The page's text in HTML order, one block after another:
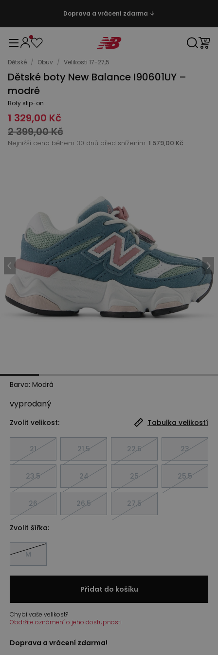
Doprava a vrácení zdarma ↓
Dětské / Obuv / Velikosti 17-27,5
Dětské boty New Balance I90601UY –
modré
Boty slip-on
1 329,00 Kč
2 399,00 Kč
Nejnižší cena během 30 dnů před snížením: 1 579,00 Kč
Barva: Modrá
vyprodaný
Zvolit velikost: Tabulka velikostí
21 21.5 22.5 23
23.5 24 25 25.5
26 26.5 27,5
Zvolit šířka:
M
Přidat do košíku
Chybí vaše velikost?
Obdržíte oznámení o jeho dostupnosti
Doprava a vrácení zdarma!